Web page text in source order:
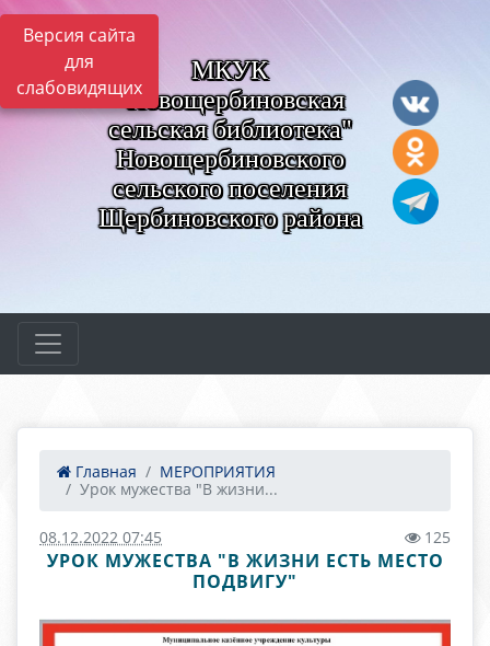
Версия сайта
для
слабовидящих
МКУК
"Новощербиновская
сельская библиотека"
Новощербиновского
сельского поселения
Щербиновского района
Главная
МЕРОПРИЯТИЯ
Урок мужества "В жизни...
08.12.2022 07:45 125
УРОК МУЖЕСТВА "В ЖИЗНИ ЕСТЬ МЕСТО
ПОДВИГУ"